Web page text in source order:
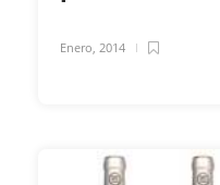
Enero, 2014